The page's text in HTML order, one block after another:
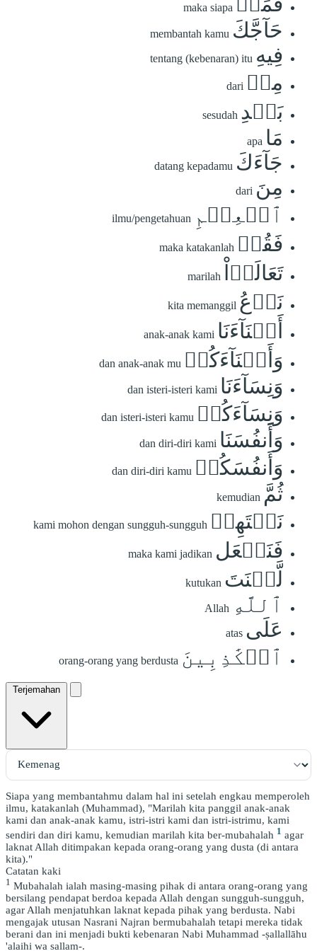
maka siapa
حَآجَّكَ membantah kamu
فِيهِ tentang (kebenaran) itu
مِنۢ dari
بَعۡدِ sesudah
مَا apa
جَآءَكَ datang kepadamu
مِنَ dari
ٱلۡعِلۡمِ ilmu/pengetahuan
فَقُلۡ maka katakanlah
تَعَالَوۡاْ marilah
نَدۡعُ kita memanggil
أَبۡنَآءَنَا anak-anak kami
وَأَبۡنَآءَكُمۡ dan anak-anak mu
وَنِسَآءَنَا dan isteri-isteri kami
وَنِسَآءَكُمۡ dan isteri-isteri kamu
وَأَنفُسَنَا dan diri-diri kami
وَأَنفُسَكُمۡ dan diri-diri kamu
ثُمَّ kemudian
نَبۡتَهِلۡ kami mohon dengan sungguh-sungguh
فَنَجۡعَل maka kami jadikan
لَّعۡنَتَ kutukan
ٱللَّهِ Allah
عَلَى atas
ٱلۡكَٰذِبِينَ orang-orang yang berdusta
Terjemahan
Siapa yang membantahmu dalam hal ini setelah engkau memperoleh
ilmu, katakanlah (Muhammad), "Marilah kita panggil anak-anak
kami dan anak-anak kamu, istri-istri kami dan istri-istrimu, kami
sendiri dan diri kamu, kemudian marilah kita ber-mubahalah 1 agar
laknat Allah ditimpakan kepada orang-orang yang dusta (di antara
kita)."
Catatan kaki
1 Mubahalah ialah masing-masing pihak di antara orang-orang yang
bersilang pendapat berdoa kepada Allah dengan sungguh-sungguh,
agar Allah menjatuhkan laknat kepada pihak yang berdusta. Nabi
mengajak utusan Nasrani Najran bermubahalah tetapi mereka tidak
berani dan ini menjadi bukti kebenaran Nabi Muhammad -ṣallallāhu
'alaihi wa sallam-.